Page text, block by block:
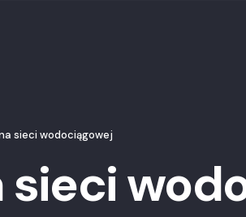
sieci wodociągowej
sieci